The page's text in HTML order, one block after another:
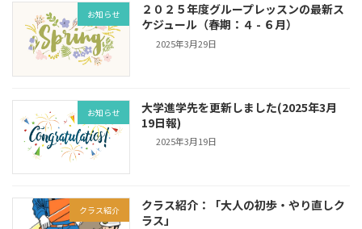
お知らせ
２０２５年度グループレッスンの最新ス
ケジュール（春期：４ - ６月）
2025年3月29日
お知らせ
大学進学先を更新しました(2025年3月
19日報)
2025年3月19日
クラス紹介
クラス紹介：「大人の初歩・やり直しク
ラス」